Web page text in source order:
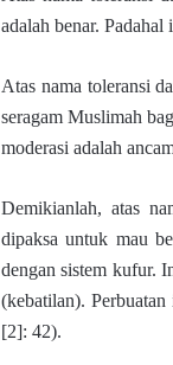
adalah benar.
Atas nama toleransi
seragam Muslimah
moderasi adalah
Demikianlah, atas
dipaksa untuk mau
dengan sistem kufur.
(kebatilan).
[2]: 42).